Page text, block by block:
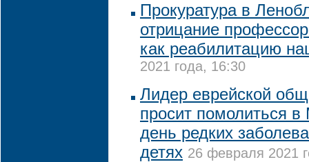
Прокуратура в
отрицание
как реабилитацию
2021 года, 16:30
Лидер еврейской
просит помолиться
день редких
детях 26 февраля 2021